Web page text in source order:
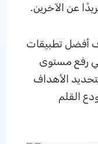
عن الآخرين.
أفضل تطبيقات
رفع مستوى
الأهداف
القلم